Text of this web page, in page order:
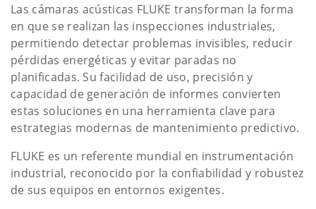
Las cámaras acústicas FLUKE transforman la forma
en que se realizan las inspecciones industriales,
permitiendo detectar problemas invisibles, reducir
pérdidas energéticas y evitar paradas no
planificadas. Su facilidad de uso, precisión y
capacidad de generación de informes convierten
estas soluciones en una herramienta clave para
estrategias modernas de mantenimiento predictivo.
FLUKE es un referente mundial en instrumentación
industrial, reconocido por la confiabilidad y robustez
de sus equipos en entornos exigentes.